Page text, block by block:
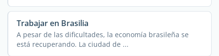
Trabajar en Brasilia
A pesar de las dificultades, la economía brasileña se
está recuperando. La ciudad de ...